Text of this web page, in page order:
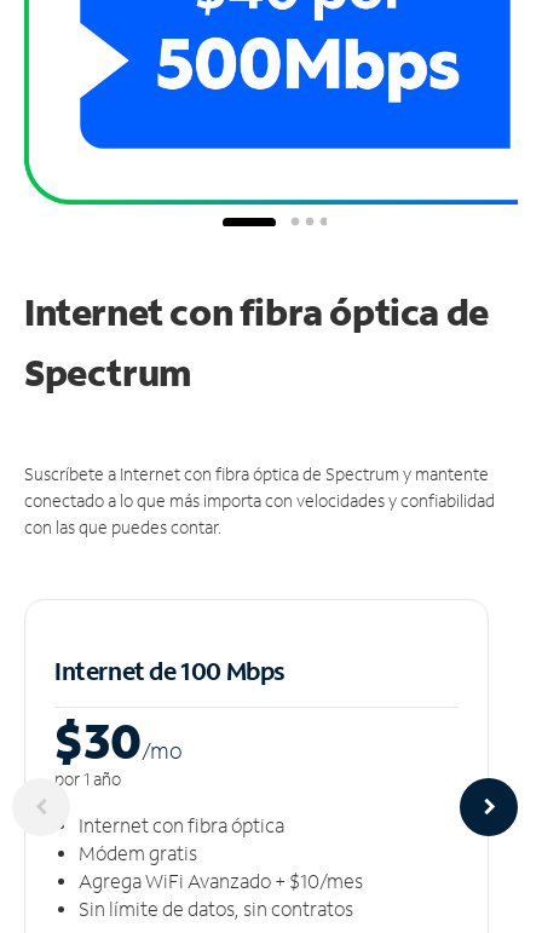
Internet con fibra óptica de
Spectrum
Suscríbete a Internet con fibra óptica de Spectrum y mantente
conectado a lo que más importa con velocidades y confiabilidad
con las que puedes contar.
Internet de 100 Mbps
$30/mo
por 1 año
Internet con fibra óptica
Módem gratis
Agrega WiFi Avanzado + $10/mes
Sin límite de datos, sin contratos